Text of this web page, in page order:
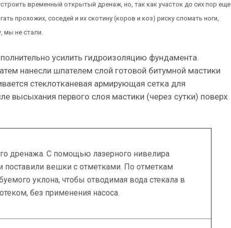
временный открытый дренаж, но, так как участок до сих пор еще
прохожих, соседей и их скотину (коров и коз) риску сломать ноги,
мы не стали.
усилить гидроизоляцию фундамента.
нанесли шпателем слой готовой битумной мастики
стеклотканевая армирующая сетка для
высыхания первого слоя мастики (через сутки) поверх
дренажа. С помощью лазерного нивелира
вешки с отметками. По отметкам
уклона, чтобы отводимая вода стекала в
без применения насоса.